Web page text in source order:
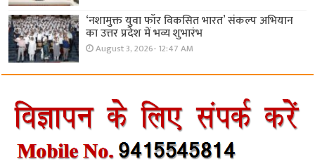
‘नशामुक्त युवा फॉर विकसित भारत’ संकल्प अभियान
का उत्तर प्रदेश में भव्य शुभारंभ
August 3, 2026- 12:47 AM